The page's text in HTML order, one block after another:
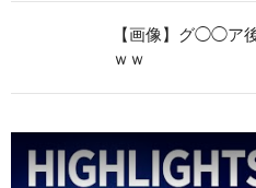
【画像】グ◯◯ア
ｗｗ